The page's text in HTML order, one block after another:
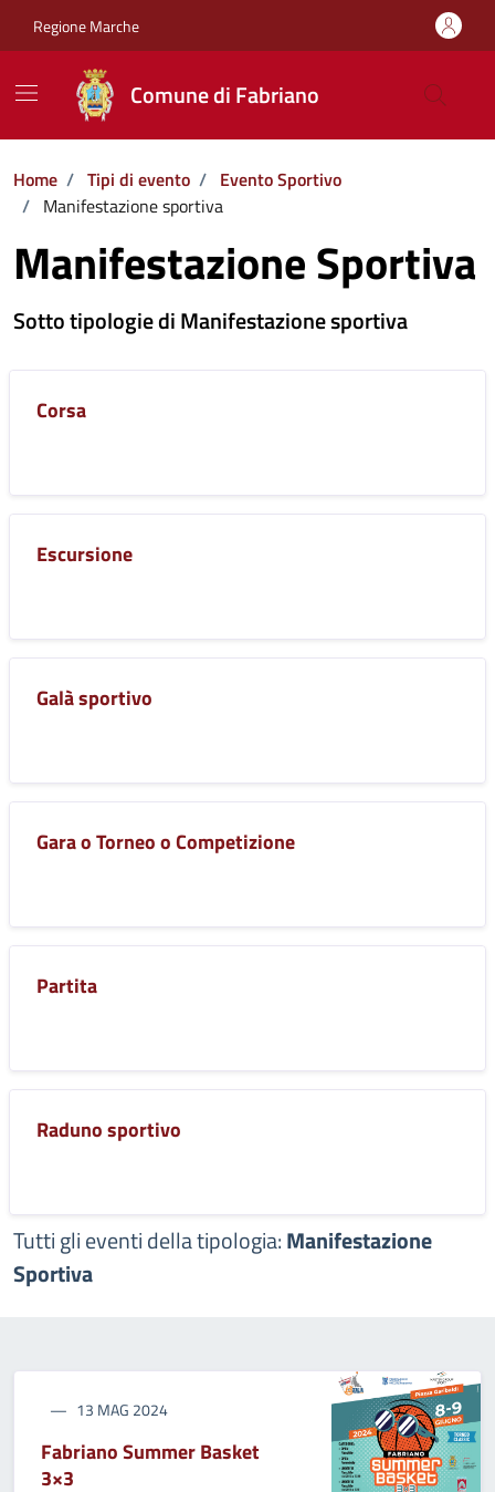
Regione Marche
Comune di Fabriano
Home / Tipi di evento / Evento Sportivo
/ Manifestazione sportiva
Manifestazione Sportiva
Sotto tipologie di Manifestazione sportiva
Corsa
Escursione
Galà sportivo
Gara o Torneo o Competizione
Partita
Raduno sportivo
Tutti gli eventi della tipologia:Manifestazione
Sportiva
13 MAG 2024
Fabriano Summer Basket
3×3